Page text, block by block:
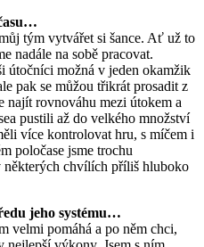
tým vytvářet si šance. Ať už to
nadále na sobě pracovat.
útočníci možná v jeden okamžik
pak se můžou třikrát prosadit z
najít rovnováhu mezi útokem a
pustili až do velkého množství
více kontrolovat hru, s míčem i
poločase jsme trochu
některých chvílích příliš hluboko
jeho systému…
velmi pomáhá a po něm chci,